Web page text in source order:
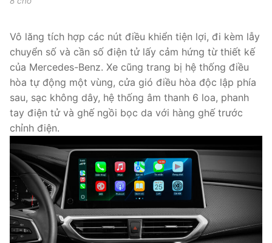
Vô lăng tích hợp các nút điều khiển tiện lợi, đi kèm lẫy
chuyển số và cần số điện tử lấy cảm hứng từ thiết kế
của Mercedes-Benz. Xe cũng trang bị hệ thống điều
hòa tự động một vùng, cửa gió điều hòa độc lập phía
sau, sạc không dây, hệ thống âm thanh 6 loa, phanh
tay điện tử và ghế ngồi bọc da với hàng ghế trước
chỉnh điện.